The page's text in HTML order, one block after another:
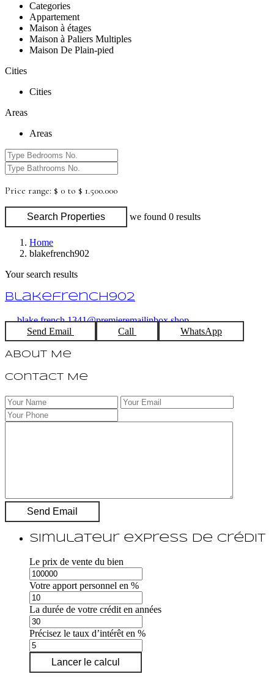
Categories
Appartement
Maison à étages
Maison à Paliers Multiples
Maison De Plain-pied
Cities
Cities
Areas
Areas
Price range: $ 0 to $ 1.500.000
Search Properties we found 0 results
Home
blakefrench902
Your search results
blakefrench902
blake.french.1341@premieremailinbox.shop
Send Email
Call WhatsApp
About Me
Contact Me
Simulateur express de crédit
Le prix de vente du bien
Votre apport personnel en %
La durée de votre crédit en années
Précisez le taux d’intérêt en %
Lancer le calcul